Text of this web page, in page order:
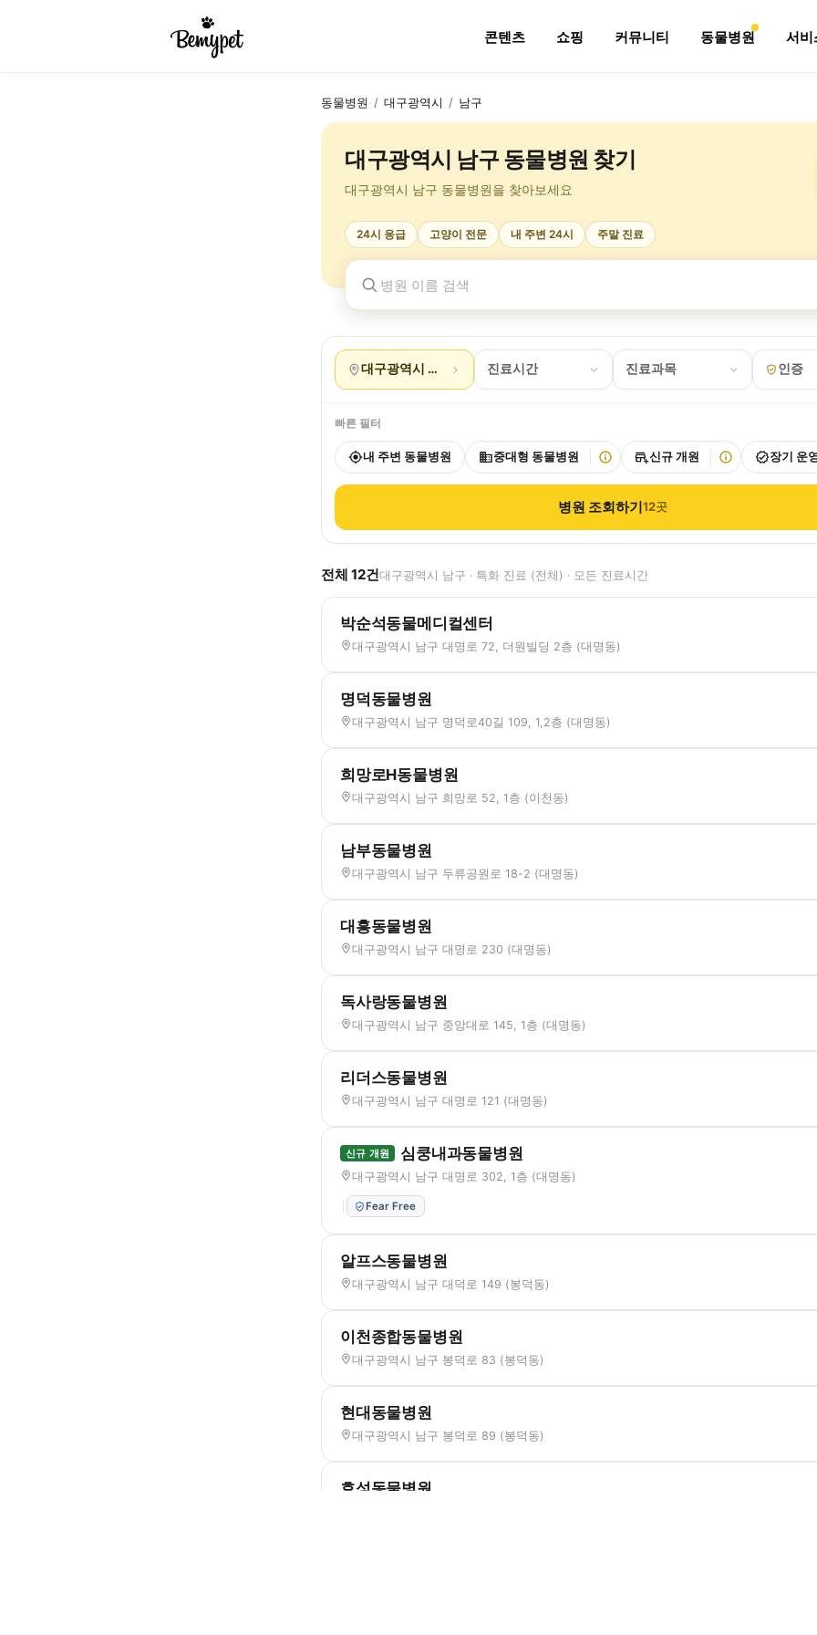
콘텐츠 쇼핑 커뮤니티 동물병원 서비
동물병원 / 대구광역시 / 남구
대구광역시 남구 동물병원 찾기
대구광역시 남구 동물병원을 찾아보세요
24시 응급 고양이 전문 내 주변 24시 주말 진료
대구광역시 남구 진료시간 진료과목 인증
빠른 필터
내 주변 동물병원 중대형 동물병원 신규 개원 장기 운
병원 조회하기12곳
전체 12건대구광역시 남구 · 특화 진료 (전체) · 모든 진료시간
박순석동물메디컬센터
대구광역시 남구 대명로 72, 더원빌딩 2층 (대명동)
명덕동물병원
대구광역시 남구 명덕로40길 109, 1,2층 (대명동)
희망로H동물병원
대구광역시 남구 희망로 52, 1층 (이천동)
남부동물병원
대구광역시 남구 두류공원로 18-2 (대명동)
대흥동물병원
대구광역시 남구 대명로 230 (대명동)
독사랑동물병원
대구광역시 남구 중앙대로 145, 1층 (대명동)
리더스동물병원
대구광역시 남구 대명로 121 (대명동)
신규 개원 심쿵내과동물병원
대구광역시 남구 대명로 302, 1층 (대명동)
Fear Free
알프스동물병원
대구광역시 남구 대덕로 149 (봉덕동)
이천종합동물병원
대구광역시 남구 봉덕로 83 (봉덕동)
현대동물병원
대구광역시 남구 봉덕로 89 (봉덕동)
효성동물병원